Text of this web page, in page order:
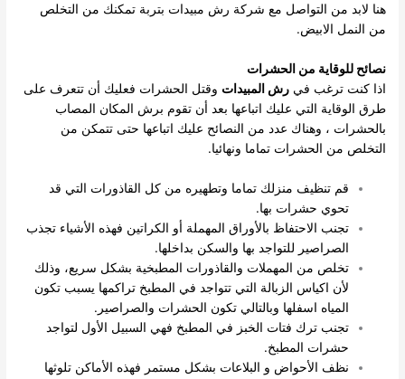
هنا لابد من التواصل مع شركة رش مبيدات بتربة تمكنك من التخلص
من النمل الابيض.
نصائح للوقاية من الحشرات
اذا كنت ترغب فيرش المبيدات وقتل الحشرات فعليك أن تتعرف على
طرق الوقاية التي عليك اتباعها بعد أن تقوم برش المكان المصاب
بالحشرات ، وهناك عدد من النصائح عليك اتباعها حتى تتمكن من
التخلص من الحشرات تماما ونهائيا.
قم تنظيف منزلك تماما وتطهيره من كل القاذورات التي قد
تحوي حشرات بها.
تجنب الاحتفاظ بالأوراق المهملة أو الكراتين فهذه الأشياء تجذب
الصراصير للتواجد بها والسكن بداخلها.
تخلص من المهملات والقاذورات المطبخية بشكل سريع، وذلك
لأن اكياس الزبالة التي تتواجد في المطبخ تراكمها يسبب تكون
المياه اسفلها وبالتالي تكون الحشرات والصراصير.
تجنب ترك فتات الخبز في المطبخ فهي السبيل الأول لتواجد
حشرات المطبخ.
نظف الأحواض و البلاعات بشكل مستمر فهذه الأماكن تلوثها